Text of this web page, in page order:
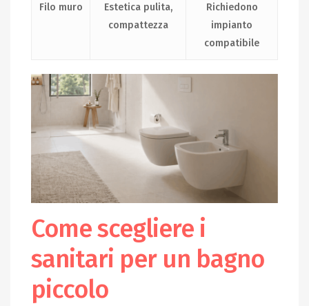
Filo muro
Estetica pulita,
compattezza
Richiedono
impianto
compatibile
Come scegliere i
sanitari per un bagno
piccolo